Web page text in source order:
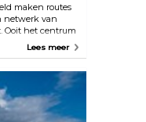
maken routes
netwerk van
Ooit het centrum
de
uitsnijden zijn.
Lees meer